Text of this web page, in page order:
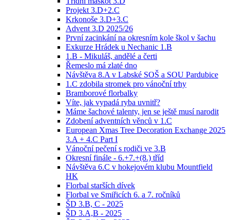
Projekt 3.D+2.C
Krkonoše 3.D+3.C
Advent 3.D 2025/26
První zacinkání na okresním kole škol v šachu
Exkurze Hrádek u Nechanic 1.B
1.B - Mikuláš, andělé a čerti
Řemeslo má zlaté dno
Návštěva 8.A v Labské SOŠ a SOU Pardubice
1.C zdobila stromek pro vánoční trhy
Bramborové florbalky
Víte, jak vypadá ryba uvnitř?
Máme šachové talenty, jen se ještě musí narodit
Zdobení adventních věnců v 1.C
European Xmas Tree Decoration Exchange 2025
3.A + 4.C Part I
Vánoční pečení s rodiči ve 3.B
Okresní finále - 6.+7.+(8.) tříd
Návštěva 6.C v hokejovém klubu Mountfield
HK
Florbal starších dívek
Florbal ve Smiřicích 6. a 7. ročníků
ŠD 3.B, C - 2025
ŠD 3.A,B - 2025